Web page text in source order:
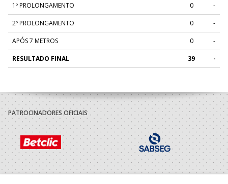
1º PROLONGAMENTO 0 -
2º PROLONGAMENTO 0 -
APÓS 7 METROS 0 -
RESULTADO FINAL 39 -
PATROCINADORES OFICIAIS